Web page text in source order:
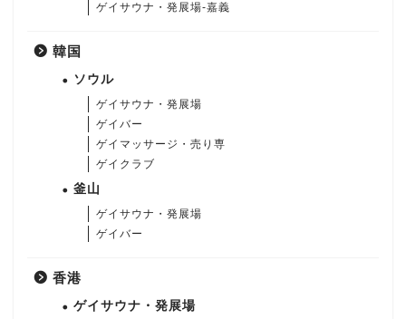
ゲイサウナ・発展場-嘉義
韓国
ソウル
ゲイサウナ・発展場
ゲイバー
ゲイマッサージ・売り専
ゲイクラブ
釜山
ゲイサウナ・発展場
ゲイバー
香港
ゲイサウナ・発展場